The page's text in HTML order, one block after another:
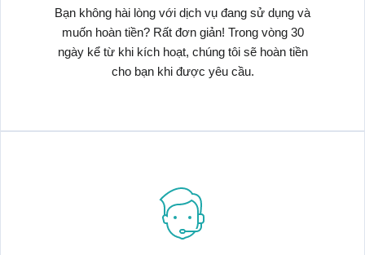
Bạn không hài lòng với dịch vụ đang sử dụng và
muốn hoàn tiền? Rất đơn giản! Trong vòng 30
ngày kể từ khi kích hoạt, chúng tôi sẽ hoàn tiền
cho bạn khi được yêu cầu.